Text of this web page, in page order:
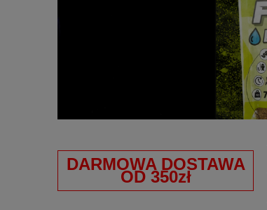
DARMOWA DOSTAWA
OD 350zł